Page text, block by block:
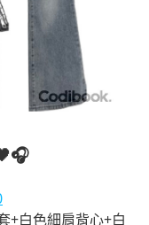
+白色細肩背心+白